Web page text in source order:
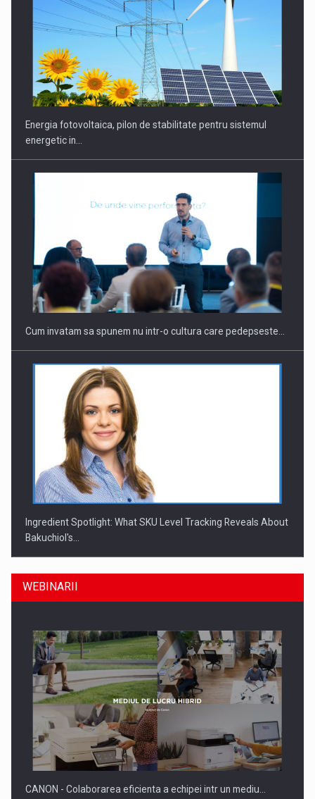
Energia fotovoltaica, pilon de stabilitate pentru sistemul
energetic in…
Cum invatam sa spunem nu intr-o cultura care pedepseste…
Ingredient Spotlight: What SKU Level Tracking Reveals About
Bakuchiol's…
Producatorii si comerciantii care nu se supun noilor
reglementari…
WEBINARII
CANON - Colaborarea eficienta a echipei intr un mediu…